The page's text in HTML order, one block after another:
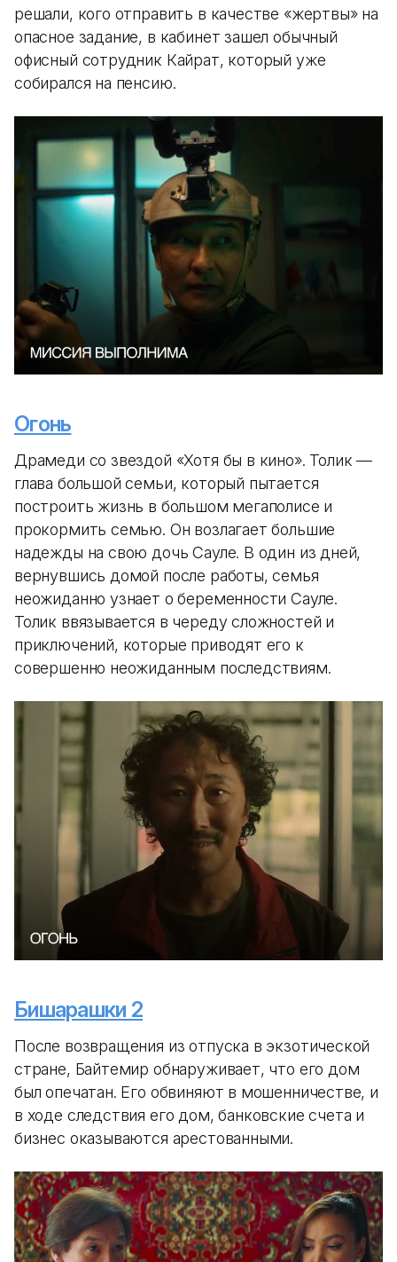
решали, кого отправить в качестве «жертвы» на
опасное задание, в кабинет зашел обычный
офисный сотрудник Кайрат, который уже
собирался на пенсию.
Огонь
Драмеди со звездой «Хотя бы в кино». Толик —
глава большой семьи, который пытается
построить жизнь в большом мегаполисе и
прокормить семью. Он возлагает большие
надежды на свою дочь Сауле. В один из дней,
вернувшись домой после работы, семья
неожиданно узнает о беременности Сауле.
Толик ввязывается в череду сложностей и
приключений, которые приводят его к
совершенно неожиданным последствиям.
Бишарашки 2
После возвращения из отпуска в экзотической
стране, Байтемир обнаруживает, что его дом
был опечатан. Его обвиняют в мошенничестве, и
в ходе следствия его дом, банковские счета и
бизнес оказываются арестованными.